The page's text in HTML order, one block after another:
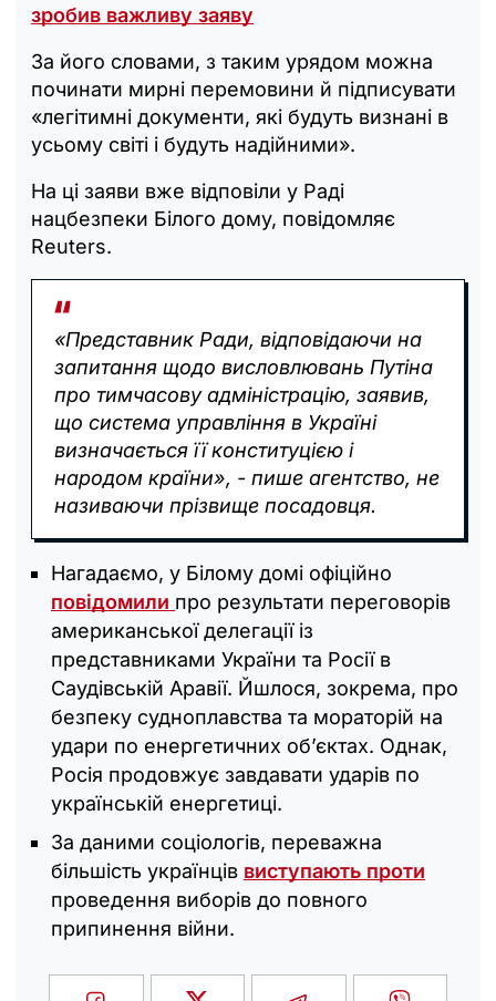
зробив важливу заяву
За його словами, з таким урядом можна
починати мирні перемовини й підписувати
«легітимні документи, які будуть визнані в
усьому світі і будуть надійними».
На ці заяви вже відповіли у Раді
нацбезпеки Білого дому, повідомляє
Reuters.
«Представник Ради, відповідаючи на
запитання щодо висловлювань Путіна
про тимчасову адміністрацію, заявив,
що система управління в Україні
визначається її конституцією і
народом країни», - пише агентство, не
називаючи прізвище посадовця.
Нагадаємо, у Білому домі офіційно
повідомили про результати переговорів
американської делегації із
представниками України та Росії в
Саудівській Аравії. Йшлося, зокрема, про
безпеку судноплавства та мораторій на
удари по енергетичних об’єктах. Однак,
Росія продовжує завдавати ударів по
українській енергетиці.
За даними соціологів, переважна
більшість українців виступають проти
проведення виборів до повного
припинення війни.